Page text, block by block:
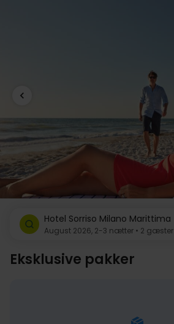
Hotel Sorriso Milano Marittima
August 2026, 2-3 nætter • 2 gæster
Eksklusive pakker